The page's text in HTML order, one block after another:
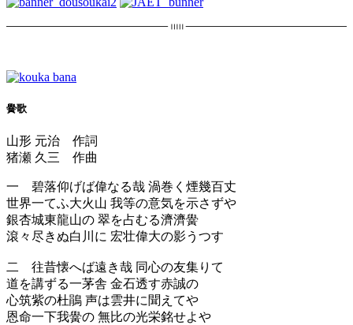
黌歌
山形 元治 作詞
猪瀬 久三 作曲
一 碧落仰げば偉なる哉 渦巻く煙幾百丈
世界一てふ大火山 我等の意気を示さずや
銀杏城東龍山の 翠を占むる濟濟黌
滾々尽きぬ白川に 宏壮偉大の影うつす
二 往昔懐へば遠き哉 同心の友集りて
道を講ずる一茅舎 金石透す赤誠の
心筑紫の杜鵑 声は雲井に聞えてや
恩命一下我黌の 無比の光栄銘せよや